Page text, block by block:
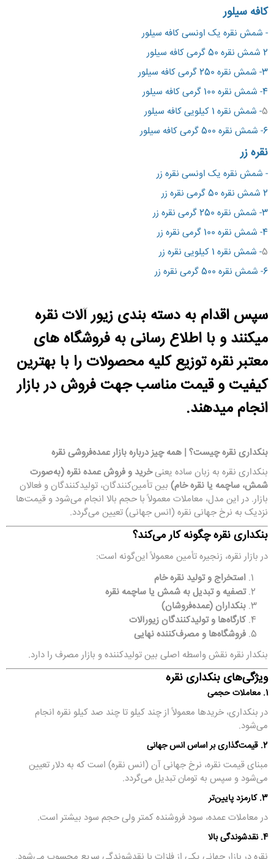
کافه سیلور
- شمش نقره یک اونسی کافه سیلور
2 شمش نقره 50 گرمی کافه سیلور
3- شمش نقره 250 گرمی کافه سیلور
4- شمش نقره 100 گرمی کافه سیلور
5- شمش نقره 1 کیلویی کافه سیلور
6- شمش نقره 500 گرمی کافه سیلور
نقره زر
- شمش نقره یک اونسی نقره زر
2 شمش نقره 50 گرمی نقره زر
3- شمش نقره 250 گرمی نقره زر
4- شمش نقره 100 گرمی نقره زر
5- شمش نقره 1 کیلویی نقره زر
6- شمش نقره 500 گرمی نقره زر
سپس اقدام به دسته بندی زیور آلات نقره
میکنند و با اطلاع رسانی به فروشگاه های
معتبر نقره توزیع کلیه محصولات را با بهترین
کیفیت و قیمت مناسب جهت فروش در بازار
انجام میدهند.
بنکداری نقره چیست؟ | همه چیز درباره بازار عمده‌فروشی نقره
بنکداری نقره به زبان ساده یعنیخرید و فروش عمده نقره (به‌صورت
شمش، ساچمه یا نقره خام) بین تأمین‌کنندگان، تولیدکنندگان و فعالان
بازار. در این مدل، معاملات معمولاً با حجم بالا انجام می‌شود و قیمت‌ها
نزدیک به نرخ جهانی نقره (انس جهانی) تعیین می‌گردد.
بنکداری نقره چگونه کار می‌کند؟
در بازار نقره، زنجیره تأمین معمولاً این‌گونه است:
استخراج و تولید نقره خام
تصفیه و تبدیل به شمش یا ساچمه نقره
بنکداران (عمده‌فروشان)
کارگاه‌ها و تولیدکنندگان زیورآلات
فروشگاه‌ها و مصرف‌کننده نهایی
بنکدار نقره نقش واسطه اصلی بین تولیدکننده و بازار مصرف را دارد.
ویژگی‌های بنکداری نقره
1. معاملات حجمی
در بنکداری، خریدها معمولاً از چند کیلو تا چند صد کیلو نقره انجام
می‌شود.
2. قیمت‌گذاری بر اساس انس جهانی
مبنای قیمت نقره، نرخ جهانی آن (انس نقره) است که به دلار تعیین
می‌شود و سپس به تومان تبدیل می‌گردد.
3. کارمزد پایین‌تر
در معاملات عمده، سود فروشنده کمتر ولی حجم سود بیشتر است.
4. نقدشوندگی بالا